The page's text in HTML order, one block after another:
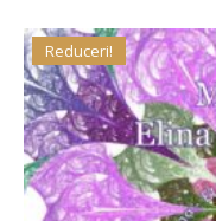
Reduceri!